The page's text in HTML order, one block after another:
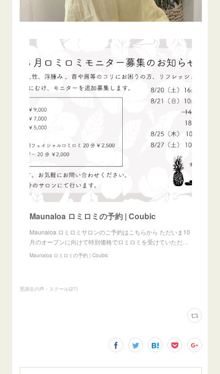
Maunaloa ロミロミの予約 | Coubic
Maunaloa ロミロミサロンのご予約はこちらから ただいま10
月のオープンに向けて特別価格でロミロミを受けていただ…
Maunaloa ロミロミの予約 | Coubic
受講生の声・スクール(27)